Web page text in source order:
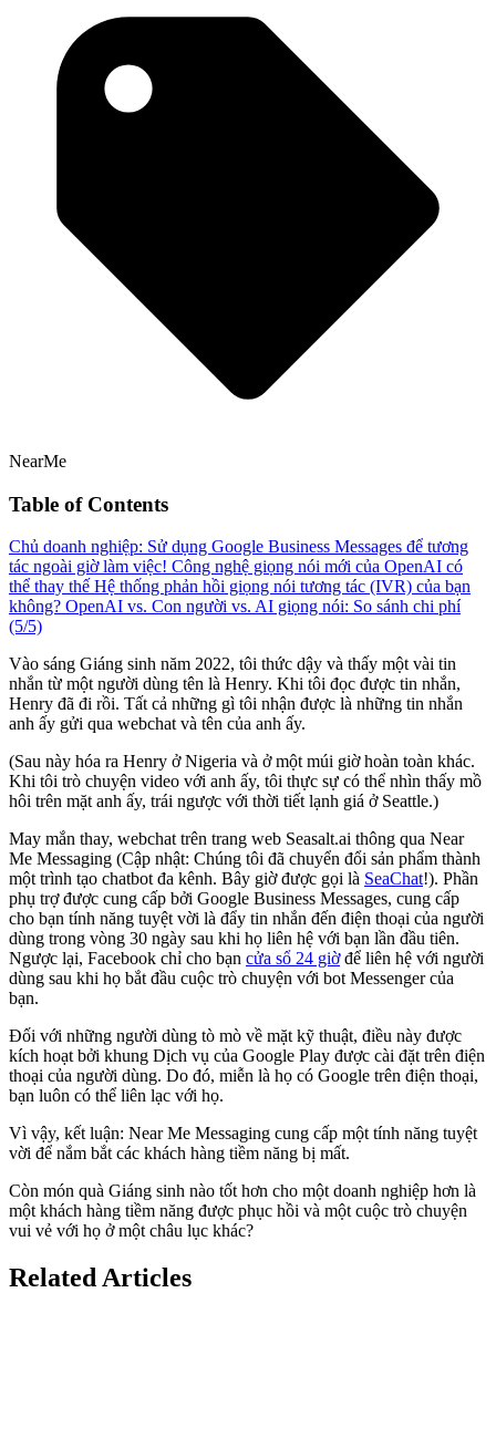
NearMe
Table of Contents
Chủ doanh nghiệp: Sử dụng Google Business Messages để tương
tác ngoài giờ làm việc! Công nghệ giọng nói mới của OpenAI có
thể thay thế Hệ thống phản hồi giọng nói tương tác (IVR) của bạn
không? OpenAI vs. Con người vs. AI giọng nói: So sánh chi phí
(5/5)
Vào sáng Giáng sinh năm 2022, tôi thức dậy và thấy một vài tin
nhắn từ một người dùng tên là Henry. Khi tôi đọc được tin nhắn,
Henry đã đi rồi. Tất cả những gì tôi nhận được là những tin nhắn
anh ấy gửi qua webchat và tên của anh ấy.
(Sau này hóa ra Henry ở Nigeria và ở một múi giờ hoàn toàn khác.
Khi tôi trò chuyện video với anh ấy, tôi thực sự có thể nhìn thấy mồ
hôi trên mặt anh ấy, trái ngược với thời tiết lạnh giá ở Seattle.)
May mắn thay, webchat trên trang web Seasalt.ai thông qua Near
Me Messaging (Cập nhật: Chúng tôi đã chuyển đổi sản phẩm thành
một trình tạo chatbot đa kênh. Bây giờ được gọi là SeaChat!). Phần
phụ trợ được cung cấp bởi Google Business Messages, cung cấp
cho bạn tính năng tuyệt vời là đẩy tin nhắn đến điện thoại của người
dùng trong vòng 30 ngày sau khi họ liên hệ với bạn lần đầu tiên.
Ngược lại, Facebook chỉ cho bạn cửa sổ 24 giờđể liên hệ với người
dùng sau khi họ bắt đầu cuộc trò chuyện với bot Messenger của
bạn.
Đối với những người dùng tò mò về mặt kỹ thuật, điều này được
kích hoạt bởi khung Dịch vụ của Google Play được cài đặt trên điện
thoại của người dùng. Do đó, miễn là họ có Google trên điện thoại,
bạn luôn có thể liên lạc với họ.
Vì vậy, kết luận: Near Me Messaging cung cấp một tính năng tuyệt
vời để nắm bắt các khách hàng tiềm năng bị mất.
Còn món quà Giáng sinh nào tốt hơn cho một doanh nghiệp hơn là
một khách hàng tiềm năng được phục hồi và một cuộc trò chuyện
vui vẻ với họ ở một châu lục khác?
Related Articles